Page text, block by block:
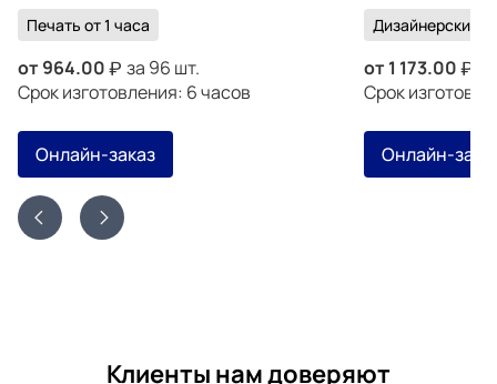
Печать от 1 часа
от964.00
за 96 шт.
Срок изготовления: 6 часов
Онлайн-заказ
Дизайнерский
от 1 173.00
Срок
Онлайн-
Клиенты нам доверяют